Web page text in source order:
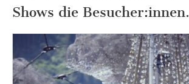
Shows die Besucher:innen.